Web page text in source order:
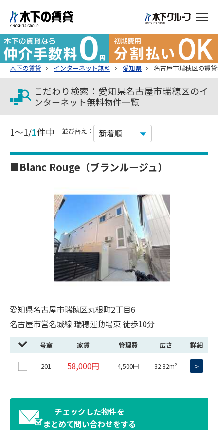
木下の賃貸 インターネット無料 愛知県 名古屋市瑞穂区の賃
こだわり検索：愛知県名古屋市瑞穂区のイ
ンターネット無料物件一覧
1～1/1件中 並び替え：
■Blanc Rouge（ブランルージュ）
愛知県名古屋市瑞穂区丸根町2丁目6
名古屋市営名城線 瑞穂運動場東 徒歩10分
号室 家賃 管理費 広さ 詳細
201 58,000円 4,500円 32.82m² >
チェックした物件を
まとめて問い合わせをする